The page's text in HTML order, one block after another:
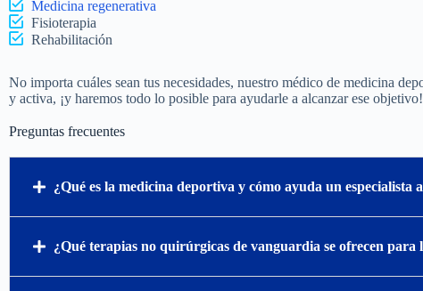
Medicina regenerativa
Fisioterapia
Rehabilitación
No importa cuáles sean tus necesidades, nuestro médico de medicina
y activa, ¡y haremos todo lo posible para ayudarle a alcanzar ese objetivo!
Preguntas frecuentes
¿Qué es la medicina deportiva y cómo ayuda un especialista
¿Qué terapias no quirúrgicas de vanguardia se ofrecen